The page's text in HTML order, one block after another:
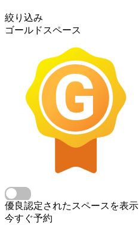
絞り込み
ゴールドスペース
優良認定されたスペースを表示
今すぐ予約